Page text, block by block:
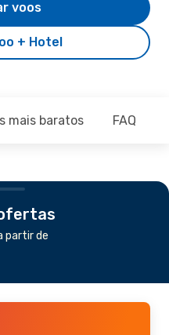
+ Hotel
voos
mais baratos FAQ
partir de